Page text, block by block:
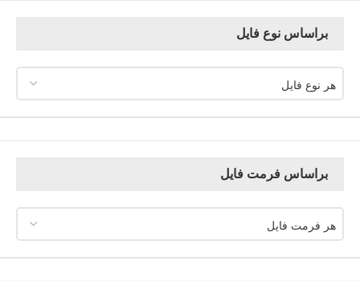
براساس نوع فایل
هر نوع فایل
براساس فرمت فایل
هر فرمت فایل